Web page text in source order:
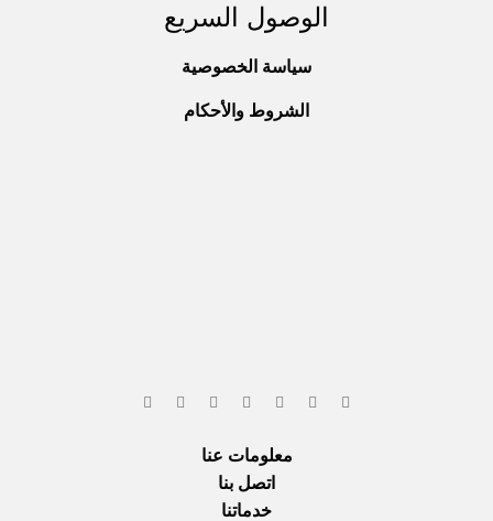
الوصول السريع
سياسة الخصوصية
الشروط والأحكام
معلومات عنا
اتصل بنا
خدماتنا